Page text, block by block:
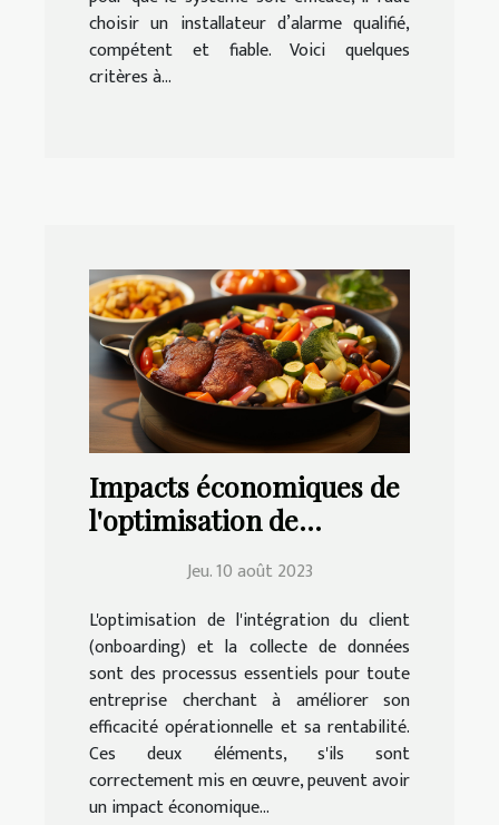
choisir un installateur d’alarme qualifié,
compétent et fiable. Voici quelques
critères à...
Impacts économiques de
l'optimisation de
la collecte de données
Jeu. 10 août 2023
L'optimisation de l'intégration du client
(onboarding) et la collecte de données
sont des processus essentiels pour toute
entreprise cherchant à améliorer son
efficacité opérationnelle et sa rentabilité.
Ces deux éléments, s'ils sont
correctement mis en œuvre, peuvent avoir
un impact économique...